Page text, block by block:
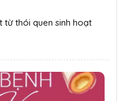
từ thói quen sinh hoạt